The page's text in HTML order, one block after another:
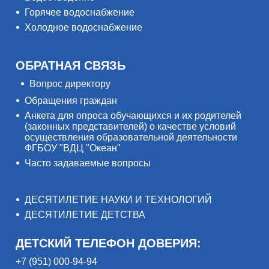
Горячее водоснабжение
Холодное водоснабжение
ОБРАТНАЯ СВЯЗЬ
Вопрос директору
Обращения граждан
Анкета для опроса обучающихся и их родителей
(законных представителей) о качестве условий
осуществления образовательной деятельности
ФГБОУ "ВДЦ "Океан"
Часто задаваемые вопросы
ДЕСЯТИЛЕТИЕ НАУКИ И ТЕХНОЛОГИЙ
ДЕСЯТИЛЕТИЕ ДЕТСТВА
ДЕТСКИЙ ТЕЛЕФОН ДОВЕРИЯ:
+7 (951) 000-94-94